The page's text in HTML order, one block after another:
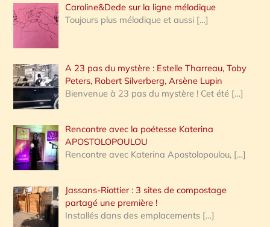
Caroline&Dede sur la ligne mélodique
Toujours plus mélodique et aussi […]
A 23 pas du mystère : Estelle Tharreau, Toby
Peters, Robert Silverberg, Arsène Lupin
Bienvenue à 23 pas du mystère ! Cet été […]
Rencontre avec la poétesse Katerina
APOSTOLOPOULOU
Rencontre avec Katerina Apostolopoulou, […]
Jassans-Riottier : 3 sites de compostage
partagé une première !
Installés dans des emplacements […]